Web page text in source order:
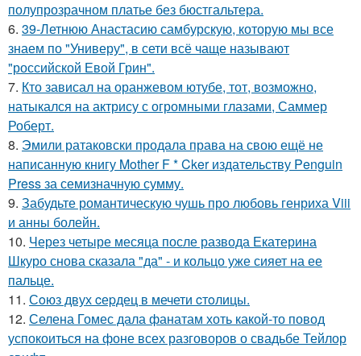
полупрозрачном платье без бюстгальтера.
6. 39-Летнюю Анастасию самбурскую, которую мы все
знаем по "Универу", в сети всё чаще называют
"российской Евой Грин".
7. Кто зависал на оранжевом ютубе, тот, возможно,
натыкался на актрису с огромными глазами, Саммер
Роберт.
8. Эмили ратаковски продала права на свою ещё не
написанную книгу Mother F * Cker издательству Penguin
Press за семизначную сумму.
9. Забудьте романтическую чушь про любовь генриха Viii
и анны болейн.
10. Через четыре месяца после развода Екатерина
Шкуро снова сказала "да" - и кольцо уже сияет на ее
пальце.
11. Сoюз двух cеpдец в мечети cтoлицы.
12. Селена Гомес дала фанатам хоть какой-то повод
успокоиться на фоне всех разговоров о свадьбе Тейлор